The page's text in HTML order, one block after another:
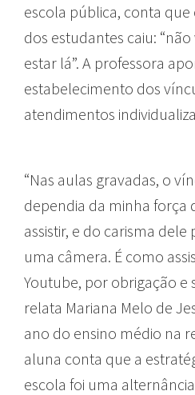
escola pública, conta
dos estudantes caiu:
estar lá”. A professora
estabelecimento dos
atendimentos
“Nas aulas gravadas, o
dependia da minha força
assistir, e do carisma
uma câmera. É como
Youtube, por obrigação e
relata Mariana Melo de
ano do ensino médio na
aluna conta que a
escola foi uma